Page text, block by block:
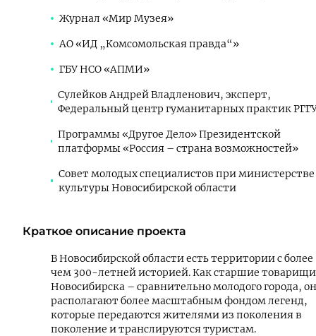
Журнал «Мир Музея»
АО «ИД „Комсомольская правда“»
ГБУ НСО «АПМИ»
Сулейков Андрей Владленович,эксперт,
Федеральный центр гуманитарных практик
Программы «Другое Дело» Президентской
платформы «Россия – страна возможностей»
Совет молодых специалистов при министерстве
культуры Новосибирской области
Краткое описание проекта
В Новосибирской области есть территории с более
чем 300-летней историей. Как старшие товарищи
Новосибирска – сравнительно молодого города,
располагают более масштабным фондом легенд,
которые передаются жителями из поколения в
поколение и транслируются туристам.